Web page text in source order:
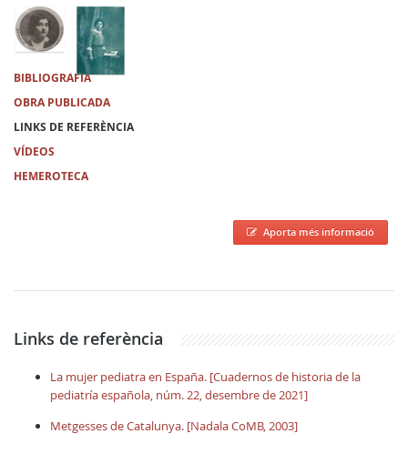
BIBLIOGRAFIA
OBRA PUBLICADA
LINKS DE REFERÈNCIA
VÍDEOS
HEMEROTECA
Aporta més informació
Links de referència
La mujer pediatra en España. [Cuadernos de historia de la
pediatría española, núm. 22, desembre de 2021]
Metgesses de Catalunya. [Nadala CoMB, 2003]